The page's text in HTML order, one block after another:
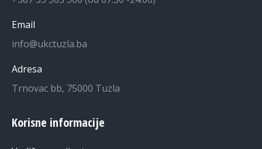
Email
info@ukctuzla.ba
Adresa
Trnovac bb, 75000 Tuzla
Korisne informacije